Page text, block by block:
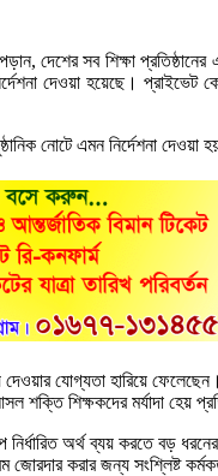
দেশের সব শিক্ষা
দেওয়া হয়েছে। প্রাইভেট
নোটে এমন নির্দেশনা
যোগ্যতা হারিয়ে
শিক্ষকদের মর্যাদা হেয়
অর্থ ব্যয় করতে বড়
করার জন্য সংশ্লিষ্ট